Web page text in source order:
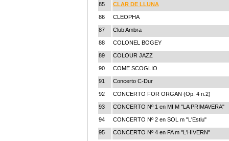
85 CLAR DE LLUNA
86 CLEOPHA
87 Club Ambra
88 COLONEL BOGEY
89 COLOUR JAZZ
90 COME SCOGLIO
91 Concerto C-Dur
92 CONCERTO FOR ORGAN (Op. 4 n.2)
93 CONCERTO Nº 1 en MI M "LA PRIMAVERA"
94 CONCERTO Nº 2 en SOL m "L'Estiu"
95 CONCERTO Nº 4 en FA m "L'HIVERN"